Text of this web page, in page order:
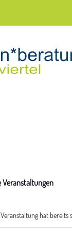
Veranstaltungen
Veranstaltung hat bereits